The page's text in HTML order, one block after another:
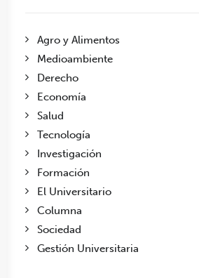
Agro y Alimentos
Medioambiente
Derecho
Economía
Salud
Tecnología
Investigación
Formación
El Universitario
Columna
Sociedad
Gestión Universitaria